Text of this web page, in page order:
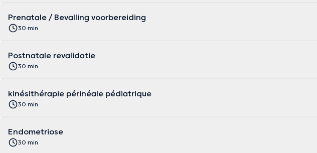
Prenatale / Bevalling voorbereiding
30 min
Postnatale revalidatie
30 min
kinésithérapie périnéale pédiatrique
30 min
Endometriose
30 min